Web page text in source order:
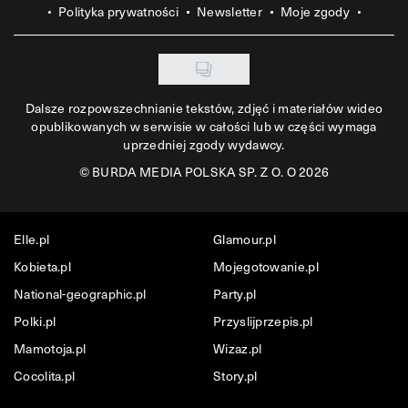
Polityka prywatności
Newsletter Moje zgody
Dalsze rozpowszechnianie tekstów, zdjęć i materiałów wideo
opublikowanych w serwisie w całości lub w części wymaga
uprzedniej zgody wydawcy.
©BURDA MEDIA POLSKA SP. Z O. O 2026
Elle.pl
Glamour.pl
Kobieta.pl
Mojegotowanie.pl
National-geographic.pl
Party.pl
Polki.pl
Przyslijprzepis.pl
Mamotoja.pl
Wizaz.pl
Cocolita.pl
Story.pl